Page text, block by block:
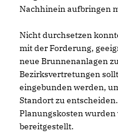
Nachhinein aufbringen
Nicht durchsetzen
mit der Forderung,
neue Brunnenanlagen
Bezirksvertretungen
eingebunden werden,
Standort zu
Planungskosten wurden
bereitgestellt.